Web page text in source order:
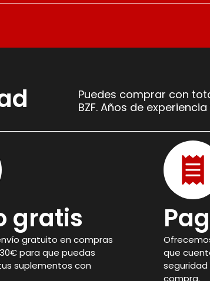
Puedes comprar con
BZF. Años de
gratis
gratuito en compras
para que puedas
suplementos con
que
compra.